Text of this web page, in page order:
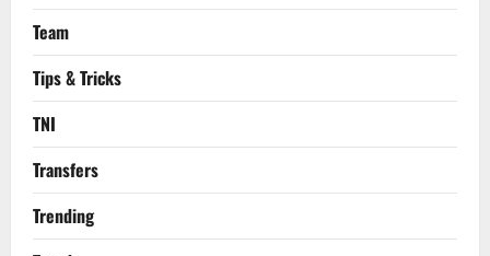
Team
Tips & Tricks
TNI
Transfers
Trending